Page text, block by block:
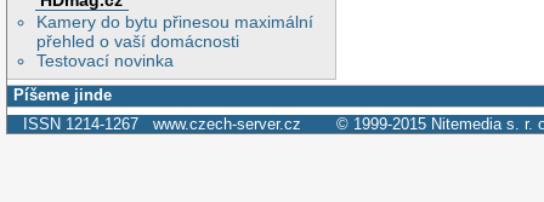
Kamery do bytu přinesou maximální
přehled o vaší domácnosti
Testovací novinka
Píšeme jinde
ISSN 1214-1267 www.czech-server.cz © 1999-2015 Nitemedia s. r.